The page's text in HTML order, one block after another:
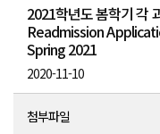
2021학년도 봄학기 각
Readmission
Spring 2021​
2020-11-10
첨부파일